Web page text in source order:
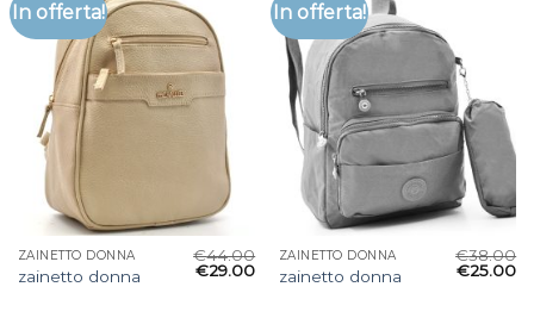
In offerta!
ZAINETTO DONNA
zainetto donna
€44.00
€29.00
In offerta!
ZAINETTO DONNA
zainetto donna
€38.00
€25.00